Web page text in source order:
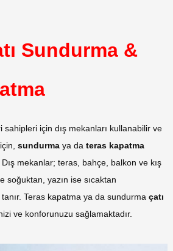
Sundurma &
sahipleri için dış mekanları kullanabilir ve
sundurma ya da teras kapatma
mekanlar; teras, bahçe, balkon ve kış
soğuktan, yazın ise sıcaktan
Teras kapatma ya da sundurma çatı
ve konforunuzu sağlamaktadır.